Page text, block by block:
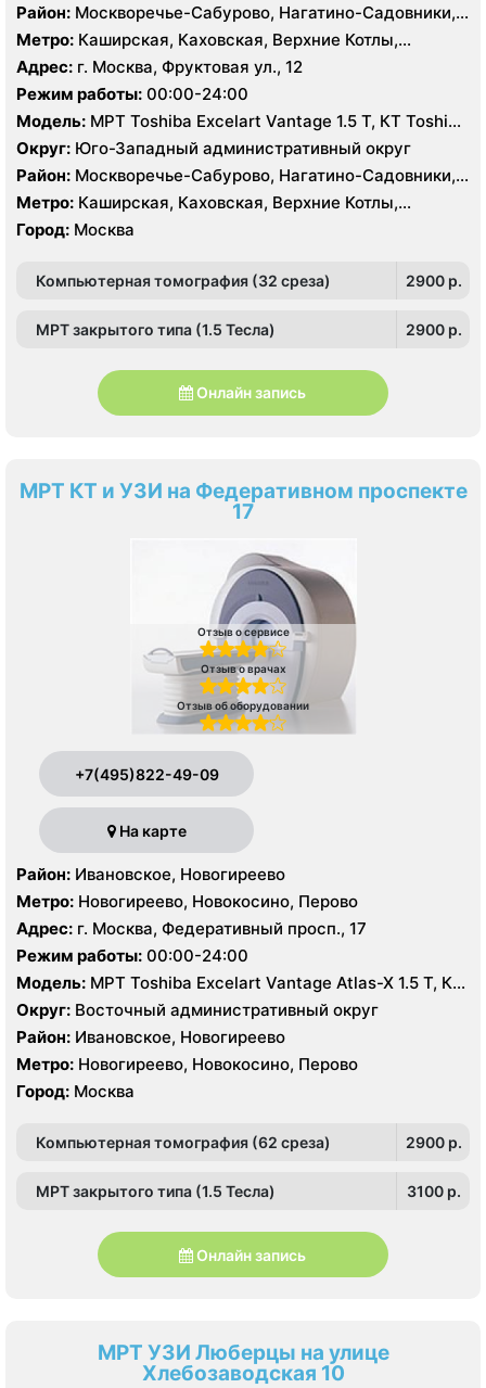
Район: Москворечье-Сабурово, Нагатино-Садовники,
Нагатинский Затон, Нагорный , Царицыно, Северное
Чертаново, Центральное Чертаново, Южное Чертаново
, Зюзино, Черёмушки
Метро: Каширская, Каховская, Верхние Котлы,
Варшавская, Академическая, Крымская, Нагатинская,
Нагорная, Нахимовский проспект, Профсоюзная,
Севастопольская, Чертановская
Адрес: г. Москва, Фруктовая ул., 12
Режим работы: 00:00-24:00
Модель: МРТ Toshiba Excelart Vantage 1.5 Т, КТ Toshiba
Aquilion 32 среза, УЗИ Toshiba Aplio 500, Medison
Sonoace X8
Округ: Юго-Западный административный округ
Район: Москворечье-Сабурово, Нагатино-Садовники,
Нагатинский Затон, Нагорный , Царицыно, Северное
Чертаново, Центральное Чертаново, Южное Чертаново
, Зюзино, Черёмушки
Метро: Каширская, Каховская, Верхние Котлы,
Варшавская, Академическая, Крымская, Нагатинская,
Нагорная, Нахимовский проспект, Профсоюзная,
Город: Москва
Компьютерная томография (32 среза) 2900 p.
МРТ закрытого типа (1.5 Тесла) 2900 p.
Онлайн запись
МРТ КТ и УЗИ на Федеративном проспекте
17
Отзыв о сервисе
Отзыв о врачах
Отзыв об оборудовании
+7(495)822-49-09
На карте
Район: Ивановское, Новогиреево
Метро: Новогиреево, Новокосино, Перово
Адрес: г. Москва, Федеративный просп., 17
Режим работы: 00:00-24:00
Модель: МРТ Toshiba Excelart Vantage Atlas-X 1.5 T, КТ
Toshiba Aquilion 64 среза, УЗИ
Округ: Восточный административный округ
Район: Ивановское, Новогиреево
Метро: Новогиреево, Новокосино, Перово
Город: Москва
Компьютерная томография (62 среза) 2900 p.
МРТ закрытого типа (1.5 Тесла) 3100 p.
Онлайн запись
МРТ УЗИ Люберцы на улице
Хлебозаводская 10